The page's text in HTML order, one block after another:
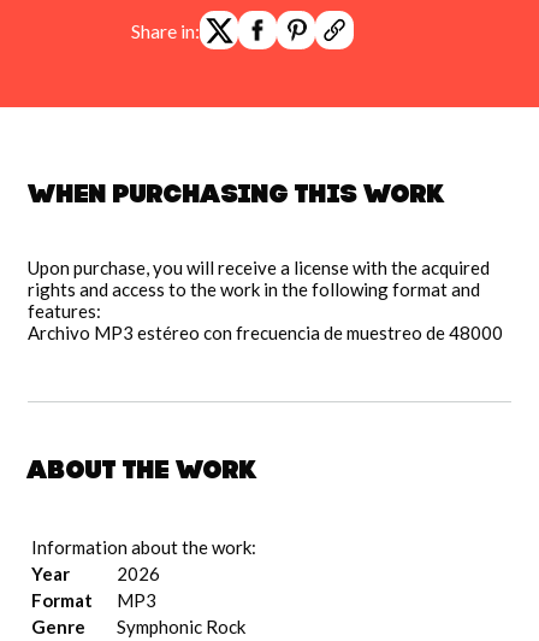
Share in:
When purchasing this work
Upon purchase, you will receive a license with the acquired
rights and access to the work in the following format and
features:
Archivo MP3 estéreo con frecuencia de muestreo de 48000
About the work
Information about the work:
Year
2026
Format
MP3
Genre
Symphonic Rock